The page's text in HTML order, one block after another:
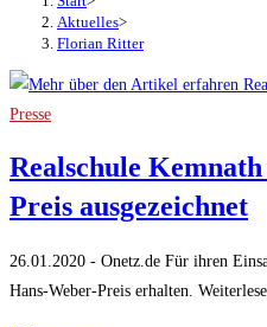
Aktuelles>
Florian Ritter
Presse
Realschule
Preis ausgezeichnet
26.01.2020 - Onetz.de Für ihren
Hans-Weber-Preis erhalten.